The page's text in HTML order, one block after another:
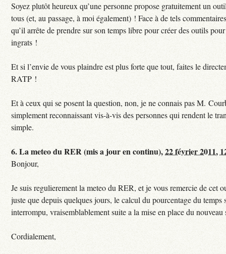
Soyez plutôt heureux qu’une personne propose gratuitement un
tous (et, au passage, à moi également) ! Face à de tels
qu’il arrête de prendre sur son temps libre pour créer des outils
ingrats !
Et si l’envie de vous plaindre est plus forte que tout, faites le
RATP !
Et à ceux qui se posent la question, non, je ne connais pas M.
simplement reconnaissant vis-à-vis des personnes qui rendent le
simple.
6.La meteo du RER (mis a jour en continu),22 février 2011,
Bonjour,
Je suis regulierement la meteo du RER, et je vous remercie de cet
juste que depuis quelques jours, le calcul du pourcentage du temps
interrompu, vraisemblablement suite a la mise en place du
Cordialement,